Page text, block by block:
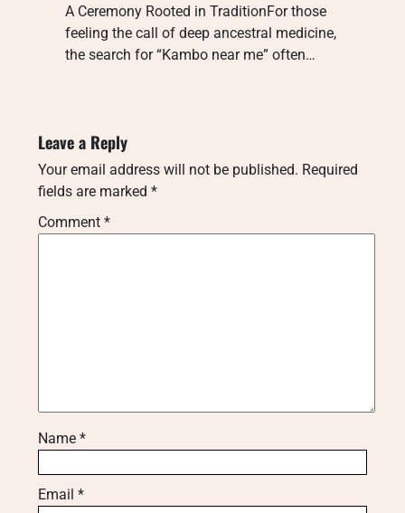
A Ceremony Rooted in TraditionFor those
feeling the call of deep ancestral medicine,
the search for “Kambo near me” often…
Leave a Reply
Your email address will not be published. Required
fields are marked *
Comment *
Name *
Email *